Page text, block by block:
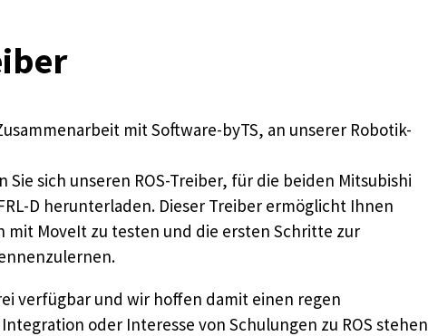
mit Software-byTS, an unserer Robotik-
sich unseren ROS-Treiber, für die beiden Mitsubishi
D herunterladen. Dieser Treiber ermöglicht Ihnen
mit MoveIt zu testen und die ersten Schritte zur
verfügbar und wir hoffen damit einen regen
oder Interesse von Schulungen zu ROS stehen